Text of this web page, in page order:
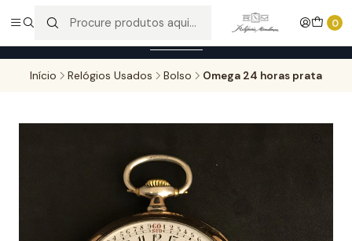
0
Entregas gratuitas para compras superiores a 100,00€ - Todas as
encomendas serão sujeitas a confirmação de stock.
Início Relógios Usados Bolso Omega 24 horas prata